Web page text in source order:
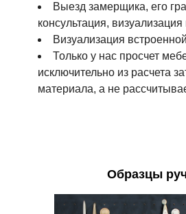
Выезд замерщика, его
консультация, визуализация
Визуализация
Только у нас просчет
исключительно из расчета
материала, а не
Образцы